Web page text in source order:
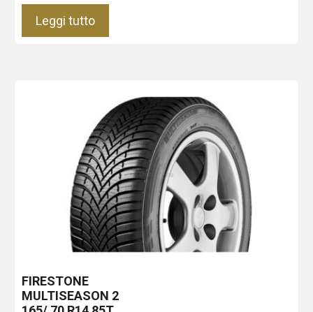
Leggi tutto
FIRESTONE
MULTISEASON 2